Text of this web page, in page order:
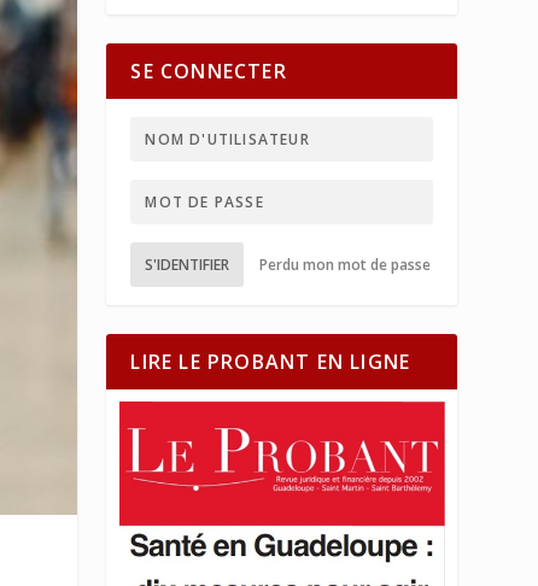
SE CONNECTER
S'IDENTIFIER Perdu mon mot de passe
LIRE LE PROBANT EN LIGNE